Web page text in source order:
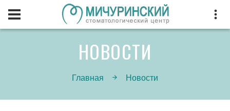
НОВОСТИ
Главная Новости